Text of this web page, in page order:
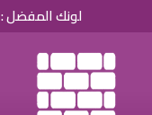
لونك المفضل :